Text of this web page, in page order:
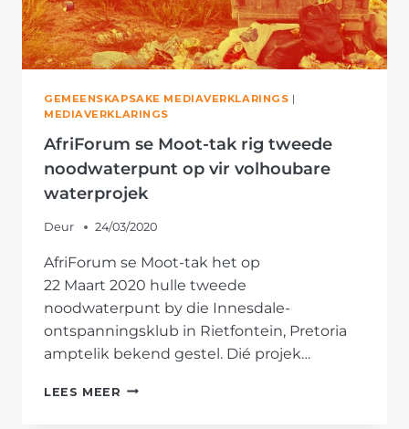
GEMEENSKAPSAKE MEDIAVERKLARINGS |
MEDIAVERKLARINGS
AfriForum se Moot-tak rig tweede
noodwaterpunt op vir volhoubare
waterprojek
Deur 24/03/2020
AfriForum se Moot-tak het op
22 Maart 2020 hulle tweede
noodwaterpunt by die Innesdale-
ontspanningsklub in Rietfontein, Pretoria
amptelik bekend gestel. Dié projek…
LEES MEER AFRIFORUM